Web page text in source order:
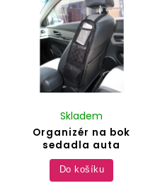
Organizér na bok
sedadla auta
Skladem
Do košíku